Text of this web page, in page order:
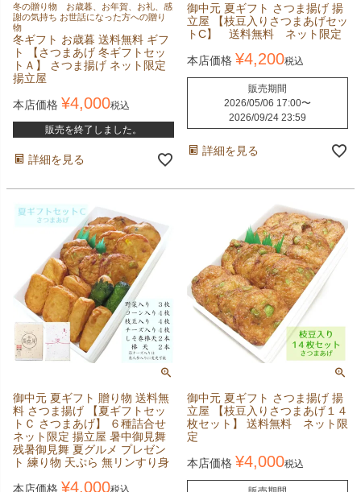
冬の贈り物 お歳暮、お年賀、お礼、感
謝の気持ち お世話になった方への贈り
物
冬ギフト お歳暮 送料無料 ギフ
ト 【さつまあげ 冬ギフトセッ
トＡ】 さつま揚げ ネット限定
揚立屋
本店価格 ¥4,000税込
販売を終了しました。
詳細を見る
御中元 夏ギフト さつま揚げ 揚
立屋 【枝豆入りさつまあげセッ
トC】 送料無料 ネット限定
本店価格 ¥4,200税込
販売期間
2026/05/06 17:00〜
2026/09/24 23:59
詳細を見る
御中元 夏ギフト 贈り物 送料無
料 さつま揚げ 【夏ギフトセッ
トＣ さつまあげ】 ６種詰合せ
ネット限定 揚立屋 暑中御見舞
残暑御見舞 夏グルメ プレゼン
ト 練り物 天ぷら 無リンすり身
本店価格 ¥4,000税込
御中元 夏ギフト さつま揚げ 揚
立屋 【枝豆入りさつまあげ１４
枚セット】 送料無料 ネット限
定
本店価格 ¥4,000税込